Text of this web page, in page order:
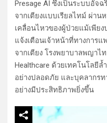
Presage AI ซึ่งเป็นระบบอัจฉ
จากเตียงแบบเรียลไทม์ ผ่าน
เคลื่อนไหวของผู้ป่วยแม้เพียง
แจ้งเตือนเจ้าหน้าที่ทางการ
จากเตียง โรงพยาบาลพญาไ
Healthcare ด้วยเทคโนโลยี
อย่างปลอดภัย และบุคลากร
อย่างมีประสิทธิภาพยิ่งขึ้น